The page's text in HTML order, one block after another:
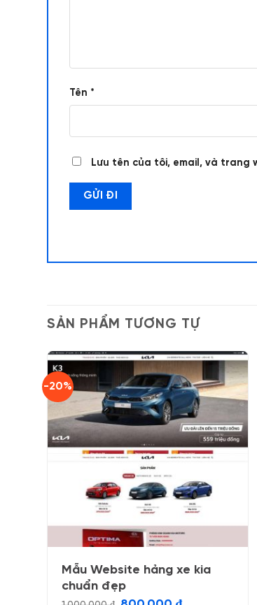
Tên *
Lưu tên của tôi, email, và trang
SẢN PHẨM TƯƠNG TỰ
-20%
Mẫu Website hảng xe kia
chuẩn đẹp
Giá
Giá